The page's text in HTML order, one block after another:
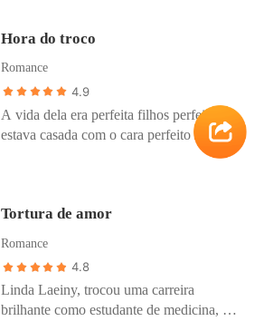
sua vida, só v que pra ele, ela não é
ninguém, será que Gabriela, vai conseguir
Hora do troco
Romance
4.9
A vida dela era perfeita filhos perfeitos
estava casada com o cara perfeito tudo
Tortura de amor
Romance
4.8
Linda Laeiny, trocou uma carreira
brilhante como estudante de medicina, pra